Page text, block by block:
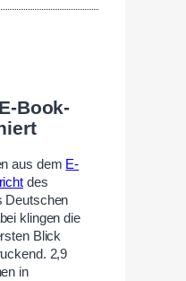
Book-
aus dem E-
des
Deutschen
klingen die
Blick
2,9
in